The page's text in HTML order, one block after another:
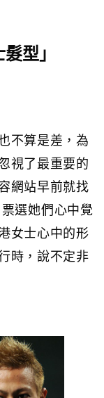
型」
不算是差，為
視了最重要的
網站早前就找
選她們心中覺
女士心中的形
時，說不定非